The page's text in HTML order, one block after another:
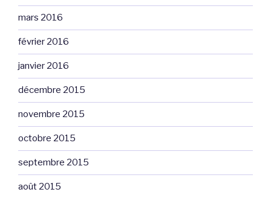
mars 2016
février 2016
janvier 2016
décembre 2015
novembre 2015
octobre 2015
septembre 2015
août 2015